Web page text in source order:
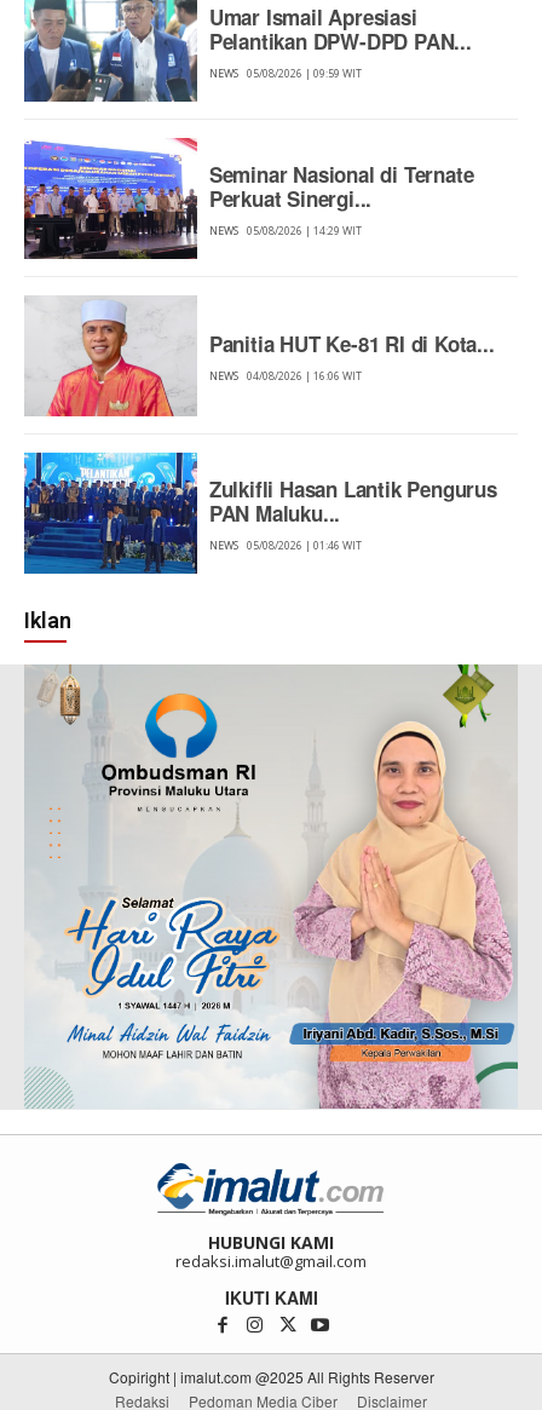
Umar Ismail Apresiasi
Pelantikan DPW-DPD PAN...
NEWS 05/08/2026 | 09:59 WIT
Seminar Nasional di Ternate
Perkuat Sinergi...
NEWS 05/08/2026 | 14:29 WIT
Panitia HUT Ke-81 RI di Kota...
NEWS 04/08/2026 | 16:06 WIT
Zulkifli Hasan Lantik Pengurus
PAN Maluku...
NEWS 05/08/2026 | 01:46 WIT
Iklan
HUBUNGI KAMI
redaksi.imalut@gmail.com
IKUTI KAMI
Copiright | imalut.com @2025 All Rights Reserver
Redaksi
Pedoman Media Ciber Disclaimer